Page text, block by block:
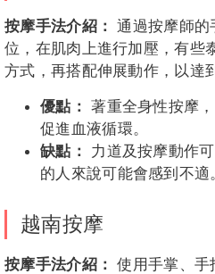
按摩手法介紹： 通過按摩師的
位，在肌肉上進行加壓，有些
方式，再搭配伸展動作，以達
優點： 著重全身性按摩
促進血液循環。
缺點： 力道及按摩動作
的人來說可能會感到不適
越南按摩
按摩手法介紹： 使用手掌、手